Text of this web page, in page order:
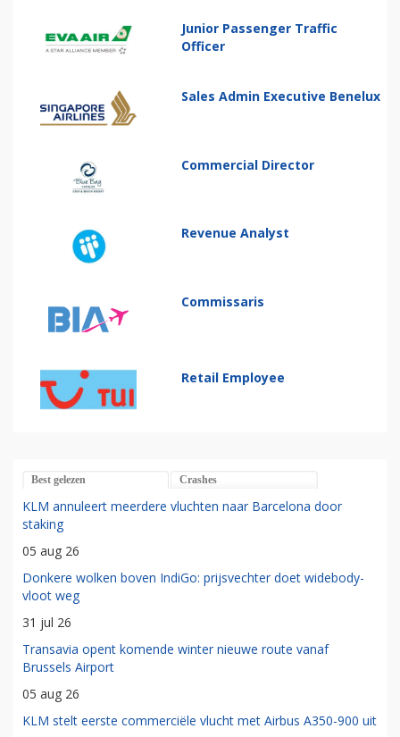
Junior Passenger Traffic
Officer
Sales Admin Executive Benelux
Commercial Director
Revenue Analyst
Commissaris
Retail Employee
Best gelezen Crashes
KLM annuleert meerdere vluchten naar Barcelona door
staking
05 aug 26
Donkere wolken boven IndiGo: prijsvechter doet widebody-
vloot weg
31 jul 26
Transavia opent komende winter nieuwe route vanaf
Brussels Airport
05 aug 26
KLM stelt eerste commerciële vlucht met Airbus A350-900 uit